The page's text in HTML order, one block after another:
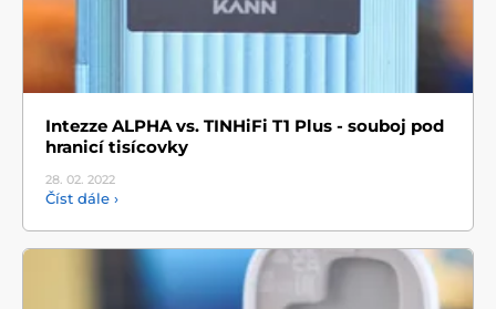
Intezze ALPHA vs. TINHiFi T1 Plus - souboj pod
hranicí tisícovky
28. 02. 2022
Číst dále ›